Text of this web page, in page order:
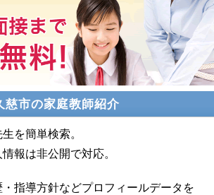
慈市の家庭教師紹介
を簡単検索。
報は非公開で対応。
指導方針などプロフィールデータを